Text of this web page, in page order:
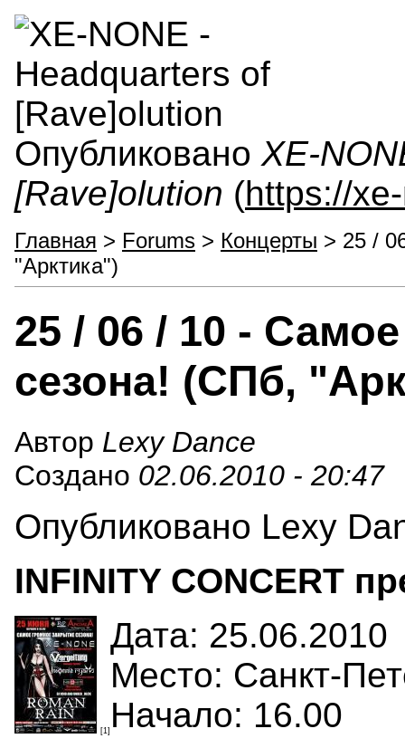
Опубликовано XE-
[Rave]olution (https://
Главная > Forums > Концерты > 25 /
"Арктика")
25 / 06 / 10 -
сезона! (СПб,
Автор Lexy Dance
Создано 02.06.2010 - 20:47
Опубликовано Lexy
INFINITY CONCERT
[1]
Дата: 25.06.2010
Место: Санкт-
Начало: 16.00